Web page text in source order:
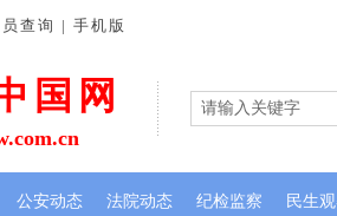
国网
查询 | 手机版
公安动态 法院动态 纪检监察 民生